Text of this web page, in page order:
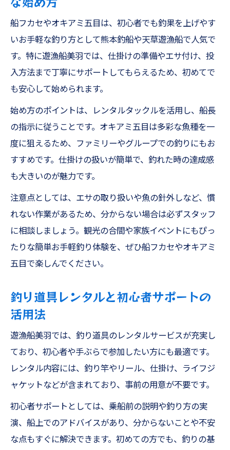
船フカセやオキアミ五目は、初心者でも釣果を上げやす
いお手軽な釣り方として熊本釣船や天草遊漁船で人気で
す。特に遊漁船美羽では、仕掛けの準備やエサ付け、投
入方法まで丁寧にサポートしてもらえるため、初めてで
も安心して始められます。
始め方のポイントは、レンタルタックルを活用し、船長
の指示に従うことです。オキアミ五目は多彩な魚種を一
度に狙えるため、ファミリーやグループでの釣りにもお
すすめです。仕掛けの扱いが簡単で、釣れた時の達成感
も大きいのが魅力です。
注意点としては、エサの取り扱いや魚の針外しなど、慣
れない作業があるため、分からない場合は必ずスタッフ
に相談しましょう。観光の合間や家族イベントにもぴっ
たりな簡単お手軽釣り体験を、ぜひ船フカセやオキアミ
五目で楽しんでください。
釣り道具レンタルと初心者サポートの
活用法
遊漁船美羽では、釣り道具のレンタルサービスが充実し
ており、初心者や手ぶらで参加したい方にも最適です。
レンタル内容には、釣り竿やリール、仕掛け、ライフジ
ャケットなどが含まれており、事前の用意が不要です。
初心者サポートとしては、乗船前の説明や釣り方の実
演、船上でのアドバイスがあり、分からないことや不安
な点もすぐに解決できます。初めての方でも、釣りの基